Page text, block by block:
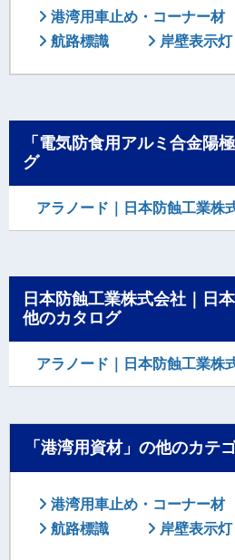
港湾用車止め・コーナー材
航路標識
岸壁表示灯
「電気防食用アルミ合金陽
グ
アラノード｜日本防蝕工業株
日本防蝕工業株式会社｜日
他のカタログ
アラノード｜日本防蝕工業株
「港湾用資材」の他のカテ
港湾用車止め・コーナー材
航路標識
岸壁表示灯